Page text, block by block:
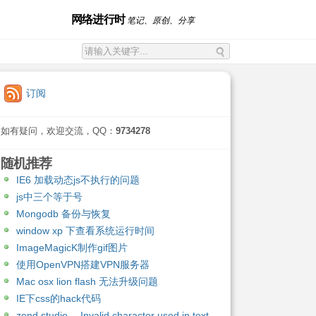
网络进行时笔记、原创、分享
订阅
如有疑问，欢迎交流，QQ： 9734278
随机推荐
IE6 加载动态js不执行的问题
js中三个等于号
Mongodb 备份与恢复
window xp 下查看系统运行时间
ImageMagicK制作gif图片
使用OpenVPN搭建VPN服务器
Mac osx lion flash 无法升级问题
IE下css的hack代码